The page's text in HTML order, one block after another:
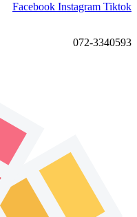
Facebook Instagram Tiktok
072-3340593